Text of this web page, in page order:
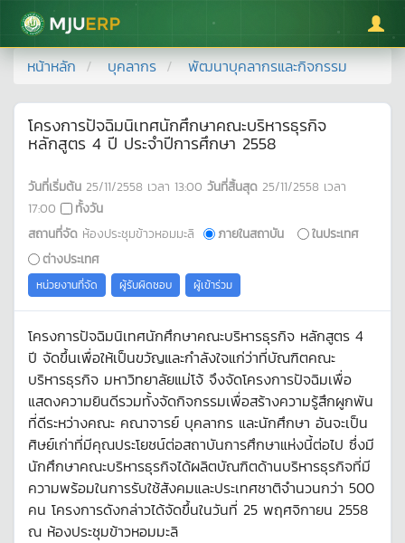
มหาวิทยาลัยแม่โจ้
หน้าหลัก บุคลากร พัฒนาบุคลากรและกิจกรรม
โครงการปัจฉิมนิเทศนักศึกษาคณะบริหารธุรกิจ
หลักสูตร 4 ปี ประจำปีการศึกษา 2558
วันที่เริ่มต้น 25/11/2558 เวลา 13:00 วันที่สิ้นสุด 25/11/2558 เวลา
17:00
ทั้งวัน
สถานที่จัด ห้องประชุมข้าวหอมมะลิ ภายในสถาบัน
ในประเทศ
ต่างประเทศ
หน่วยงานที่จัด ผู้รับผิดชอบ ผู้เข้าร่วม
โครงการปัจฉิมนิเทศนักศึกษาคณะบริหารธุรกิจ หลักสูตร 4
ปี จัดขึ้นเพื่อให้เป็นขวัญและกำลังใจแก่ว่าที่บัณฑิตคณะ
บริหารธุรกิจ มหาวิทยาลัยแม่โจ้ จึงจัดโครงการปัจฉิมเพื่อ
แสดงความยินดีรวมทั้งจัดกิจกรรมเพื่อสร้างความรู้สึกผูกพัน
ที่ดีระหว่างคณะ คณาจารย์ บุคลากร และนักศึกษา อันจะเป็น
ศิษย์เก่าที่มีคุณประโยชน์ต่อสถาบันการศึกษาแห่งนี้ต่อไป ซึ่งมี
นักศึกษาคณะบริหารธุรกิจได้ผลิตบัณฑิตด้านบริหารธุรกิจที่มี
ความพร้อมในการรับใช้สังคมและประเทศชาติจำนวนกว่า 500
คน โครงการดังกล่าวได้จัดขึ้นในวันที่ 25 พฤศจิกายน 2558
ณ ห้องประชุมข้าวหอมมะลิ